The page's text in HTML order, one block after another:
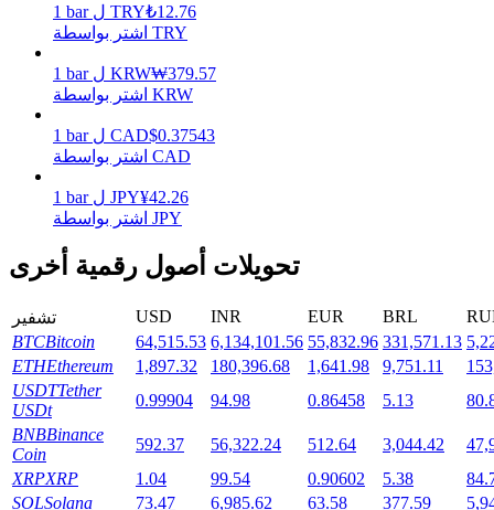
التوقيع المساحي
عوائد عالية والوصول الفوري
Launchpool
الرهان المرن لكسب العملات الرقمية الشهيرة
1 bar ل TRY₺12.76
اشتر بواسطة TRY
1 bar ل KRW₩379.57
اشتر بواسطة KRW
1 bar ل CAD$0.37543
اشتر بواسطة CAD
1 bar ل JPY¥42.26
اشتر بواسطة JPY
تحويلات أصول رقمية أخرى
تشفير USD INR EUR BRL
BTCBitcoin 64,515.53 6,134,101.56 55,832.96 331,571.13
ETHEthereum 1,897.32 180,396.68 1,641.98 9,751.11
USDTTether
USDt
0.99904 94.98 0.86458 5.13
BNBBinance
Coin
592.37 56,322.24 512.64 3,044.42
XRPXRP 1.04 99.54 0.90602 5.38
SOLSolana 73.47 6,985.62 63.58 377.59